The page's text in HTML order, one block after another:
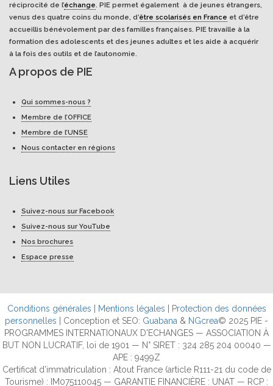
réciprocité de l’échange. PIE permet également à de jeunes étrangers,
venus des quatre coins du monde, d’être scolarisés en France et d’être
accueillis bénévolement par des familles françaises. PIE travaille à la
formation des adolescents et des jeunes adultes et les aide à acquérir
à la fois des outils et de l’autonomie.
A propos de PIE
Qui sommes-nous ?
Membre de l’OFFICE
Membre de l’UNSE
Nous contacter en régions
Liens Utiles
Suivez-nous sur Facebook
Suivez-nous sur YouTube
Nos brochures
Espace presse
Conditions générales Mentions légales
Protection des données
personnelles | Conception et SEO: Guabana & NGcrea© 2025 PIE -
PROGRAMMES INTERNATIONAUX D'ECHANGES — ASSOCIATION À
BUT NON LUCRATIF, loi de 1901 — N° SIRET : 324 285 204 00040 —
APE : 9499Z
Certificat d’immatriculation : Atout France (article R111-21 du code de
Tourisme) : IM075110045 — GARANTIE FINANCIÈRE : UNAT — RCP :